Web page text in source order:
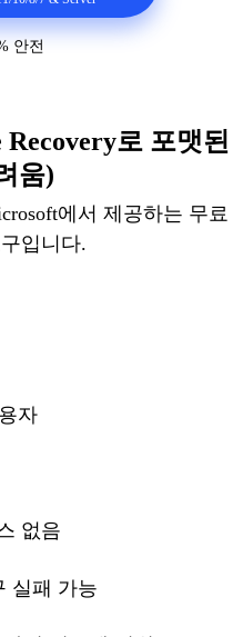
안전
Recovery로 포맷된
움)
에서 제공하는 무료
입니다.
자
없음
실패 가능